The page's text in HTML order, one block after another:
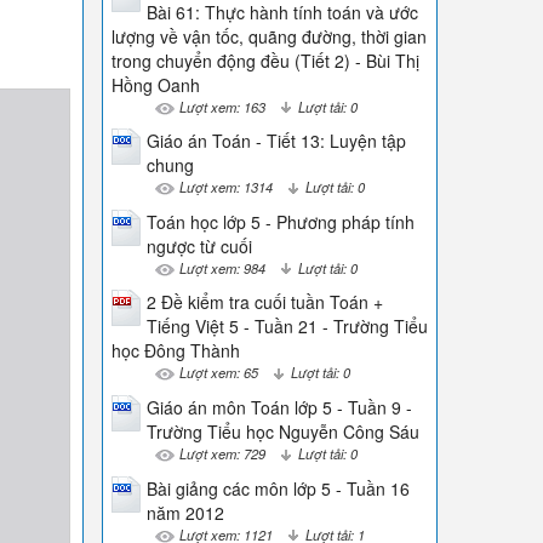
Bài 61: Thực hành tính toán và ước
lượng về vận tốc, quãng đường, thời gian
trong chuyển động đều (Tiết 2) - Bùi Thị
Hồng Oanh
Lượt xem: 163 Lượt tải: 0
Giáo án Toán - Tiết 13: Luyện tập
chung
Lượt xem: 1314 Lượt tải: 0
Toán học lớp 5 - Phương pháp tính
ngược từ cuối
Lượt xem: 984 Lượt tải: 0
2 Đề kiểm tra cuối tuần Toán +
Tiếng Việt 5 - Tuần 21 - Trường Tiểu
học Đông Thành
Lượt xem: 65 Lượt tải: 0
Giáo án môn Toán lớp 5 - Tuần 9 -
Trường Tiểu học Nguyễn Công Sáu
Lượt xem: 729 Lượt tải: 0
Bài giảng các môn lớp 5 - Tuần 16
năm 2012
Lượt xem: 1121 Lượt tải: 1